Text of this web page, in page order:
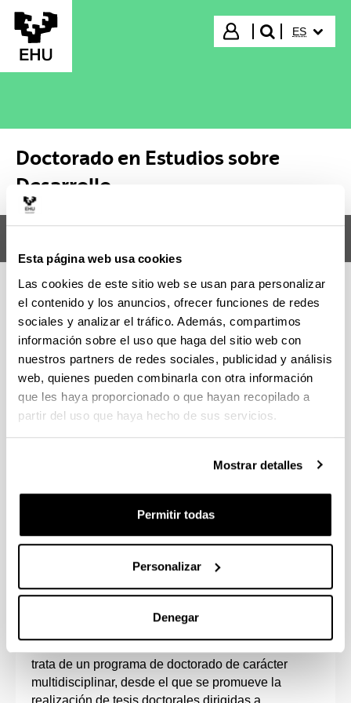
Esta página web usa cookies
Las cookies de este sitio web se usan para personalizar
el contenido y los anuncios, ofrecer funciones de redes
sociales y analizar el tráfico. Además, compartimos
información sobre el uso que haga del sitio web con
nuestros partners de redes sociales, publicidad y análisis
web, quienes pueden combinarla con otra información
que les haya proporcionado o que hayan recopilado a
partir del uso que haya hecho de sus servicios.
Mostrar detalles
Permitir todas
Personalizar
Denegar
Saltar al contenido principal
Iniciar sesión
buscar"
ES
Doctorado en Estudios sobre
Desarrollo
Doctorado en Estudios sobre
Desarrollo
Este programa está impulsado por el Instituto
Hegoa y los Departamentos de Economía Aplicada
Derecho de la Empresa y el Instituo GEZKI.
Está orientado a la formación de investigadores e
investigadoras en las materias relacionadas con las
trata de un programa de doctorado de carácter
multidisciplinar, desde el que se promueve la